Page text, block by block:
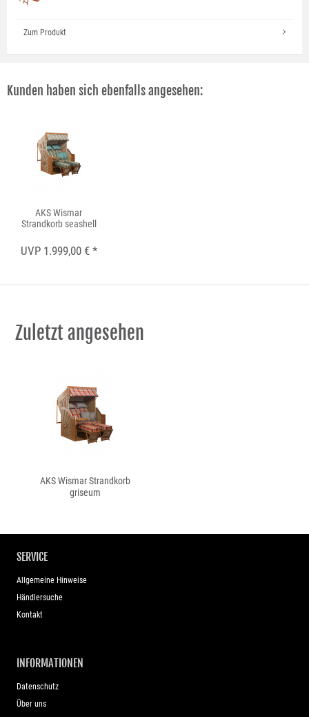
Zum Produkt
Kunden haben sich ebenfalls angesehen:
AKS Wismar
Strandkorb seashell
UVP 1.999,00 € *
Zuletzt angesehen
AKS Wismar Strandkorb
griseum
SERVICE
Allgemeine Hinweise
Händlersuche
Kontakt
INFORMATIONEN
Datenschutz
Über uns